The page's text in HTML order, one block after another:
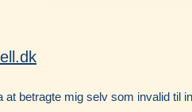
at betragte mig selv som invalid til